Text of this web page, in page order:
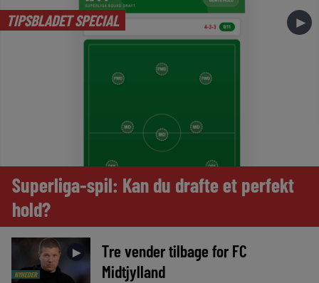
TIPSBLADET SPECIAL ►
Superliga-spil: Kan du drafte et perfekt
hold?
NYHEDER
►
Tre vender tilbage for FC
Midtjylland